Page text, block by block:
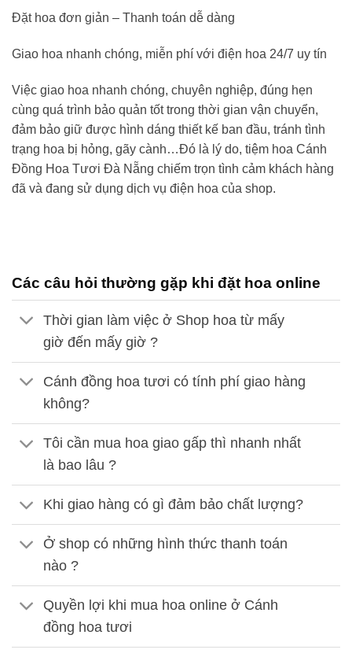
Đặt hoa đơn giản – Thanh toán dễ dàng
Giao hoa nhanh chóng, miễn phí với điện hoa 24/7 uy tín
Việc giao hoa nhanh chóng, chuyên nghiệp, đúng hẹn
cùng quá trình bảo quản tốt trong thời gian vận chuyển,
đảm bảo giữ được hình dáng thiết kế ban đầu, tránh tình
trạng hoa bị hỏng, gãy cành…Đó là lý do, tiệm hoa Cánh
Đồng Hoa Tươi Đà Nẵng chiếm trọn tình cảm khách hàng
đã và đang sử dụng dịch vụ điện hoa của shop.
Các câu hỏi thường gặp khi đặt hoa online
Thời gian làm việc ở Shop hoa từ mấy
giờ đến mấy giờ ?
Cánh đồng hoa tươi có tính phí giao hàng
không?
Tôi cần mua hoa giao gấp thì nhanh nhất
là bao lâu ?
Khi giao hàng có gì đảm bảo chất lượng?
Ở shop có những hình thức thanh toán
nào ?
Quyền lợi khi mua hoa online ở Cánh
đồng hoa tươi